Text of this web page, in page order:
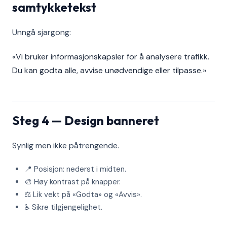
samtykketekst
Unngå sjargong:
«Vi bruker informasjonskapsler for å analysere trafikk.
Du kan godta alle, avvise unødvendige eller tilpasse.»
Steg 4 — Design banneret
Synlig men ikke påtrengende.
📍 Posisjon: nederst i midten.
🎨 Høy kontrast på knapper.
⚖️ Lik vekt på «Godta» og «Avvis».
♿ Sikre tilgjengelighet.